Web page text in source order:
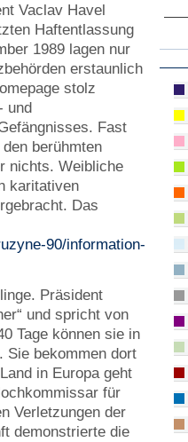
Vaclav Havel
Haftentlassung
1989 lagen nur
erstaunlich
stolz
und
Fast
berühmten
nichts. Weibliche
karitativen
Das
90/information-
Präsident
und spricht von
Tage können sie in
Sie bekommen dort
in Europa geht
für
Verletzungen der
demonstrierte die